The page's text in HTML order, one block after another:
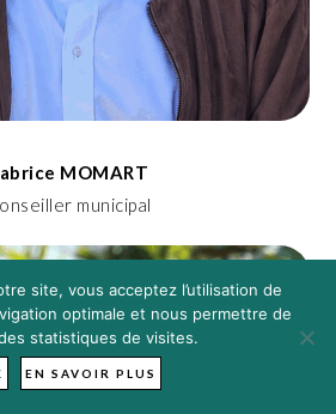
MOMART
municipal
site, vous acceptez l’utilisation de
optimale et nous permettre de
statistiques de visites.
EN SAVOIR PLUS